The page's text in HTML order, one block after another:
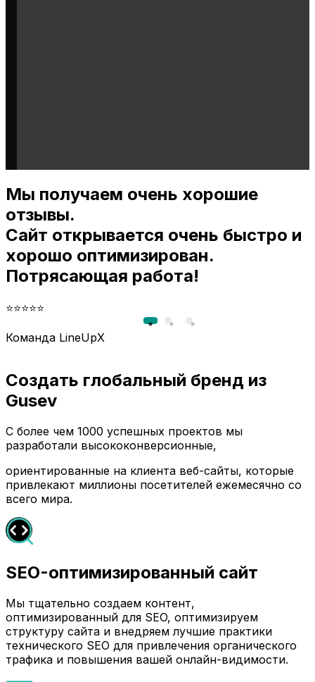
Мы получаем очень хорошие
отзывы.
Сайт открывается очень быстро и
хорошо оптимизирован.
Потрясающая работа!
⭐⭐⭐⭐⭐
Команда LineUpX
Создать глобальный бренд из
Gusev
С более чем 1000 успешных проектов мы
разработали высококонверсионные,
ориентированные на клиента веб-сайты, которые
привлекают миллионы посетителей ежемесячно со
всего мира.
SEO-оптимизированный сайт
Мы тщательно создаем контент,
оптимизированный для SEO, оптимизируем
структуру сайта и внедряем лучшие практики
технического SEO для привлечения органического
трафика и повышения вашей онлайн-видимости.